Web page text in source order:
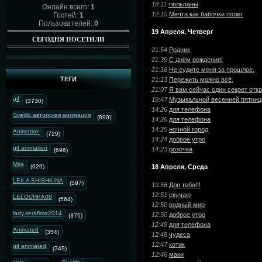
Онлайн всего: 1
Гостей: 1
Пользователей: 0
СЕГОДНЯ ПОСЕТИЛИ
ТЕГИ
gif (3730)
Svetilo.авторская анимация (890)
Animation (729)
gif animation (696)
Mira (629)
LEILA SHISHKINA (597)
LELOCHKA08 (564)
lady.serafima2014 (375)
Animated (354)
gif animated (349)
18:11 тюльпаны
12:10 Мечта как бабочки полет
19 Апреля, Четверг
21:54 Родник
21:39 С днём рождения!
21:16 Не судите меня за прошлое,
21:13 Пережить можно всё,
21:07 Я вам сейчас один секрет
19:47 Музыкальной весенней
14:26 для телефона
14:26 для телефона
14:25 ночной город
14:24 доброе утро
14:23 розочка
18 Апреля, Среда
19:56 Для тебя!!!
12:51 скучаю
12:50 водный мир
12:50 доброе утро
12:49 для телефона
12:48 чудеса
12:47 котик
12:46 маки